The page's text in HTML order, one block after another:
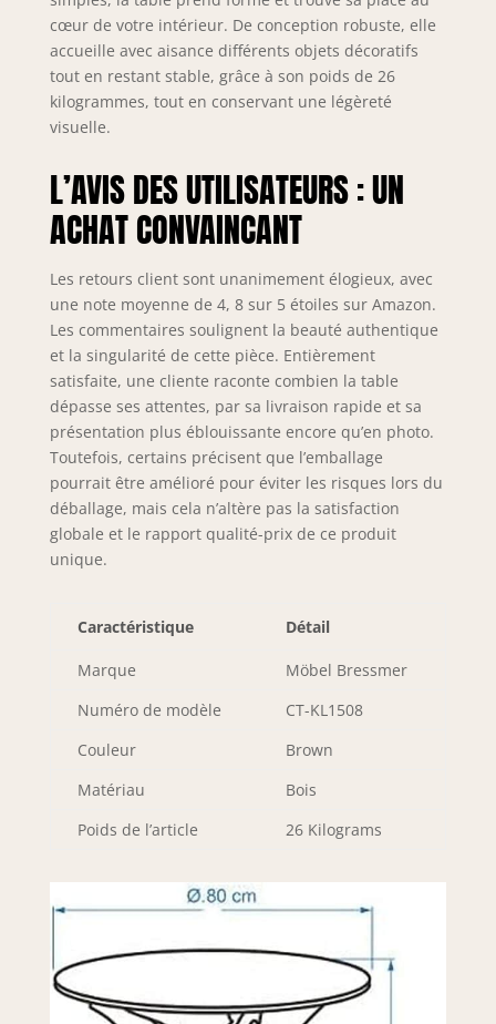
d'intérieur. La
combinaison de
matériaux
modernes et de
spéciale et lui
donne son attrait
particulier. À
nous sommes une
petite équipe et
venons de
Stuttgart. Nous
nous sommes
donné pour
mission d'apporter
des pièces uniques
dans le salon. Tout
le monde devrait
avoir quelque
chose de spécial à
cœur de votre intérieur. De conception robuste, elle
accueille avec aisance différents objets décoratifs
tout en restant stable, grâce à son poids de 26
kilogrammes, tout en conservant une légèreté
visuelle.
L’AVIS DES UTILISATEURS : UN
ACHAT CONVAINCANT
Les retours client sont unanimement élogieux, avec
une note moyenne de 4, 8 sur 5 étoiles sur Amazon.
Les commentaires soulignent la beauté authentique
et la singularité de cette pièce. Entièrement
satisfaite, une cliente raconte combien la table
dépasse ses attentes, par sa livraison rapide et sa
présentation plus éblouissante encore qu’en photo.
Toutefois, certains précisent que l’emballage
pourrait être amélioré pour éviter les risques lors du
déballage, mais cela n’altère pas la satisfaction
globale et le rapport qualité-prix de ce produit
unique.
Caractéristique Détail
Marque
Möbel Bressmer
Numéro de modèle
CT-KL1508
Couleur
Brown
Matériau
Bois
Poids de l’article
26 Kilograms